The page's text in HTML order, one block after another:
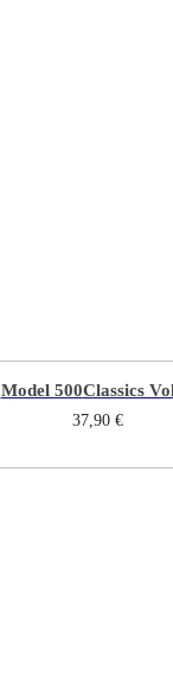
Model 500Classics
37,90 €